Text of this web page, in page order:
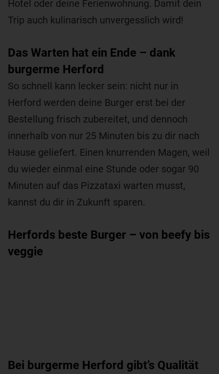
Hotel oder deine Ferienwohnung. Damit dein
Trip auch kulinarisch unvergesslich wird!
Das Warten hat ein Ende – dank
burgerme Herford
So schnell kann lecker sein: nicht nur in
Herford werden deine Burger erst bei der
Bestellung frisch zubereitet, und dennoch
innerhalb von nur 25 Minuten bis zu dir nach
Hause geliefert. Einen knurrenden Magen, weil
du wieder einmal eine Stunde oder sogar 90
Minuten auf das Pizzataxi warten musst,
kannst du dir in Zukunft sparen.
Herfords beste Burger – von beefy bis
veggie
Bei burgerme Herford gibt’s Qualität